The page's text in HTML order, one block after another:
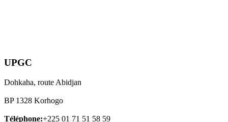
UPGC
Dohkaha, route Abidjan
BP 1328 Korhogo
Téléphone:+225 01 71 51 58 59